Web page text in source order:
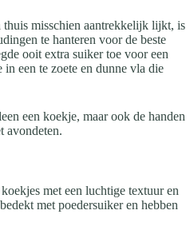
misschien aantrekkelijk lijkt, is
te hanteren voor de beste
ooit extra suiker toe voor een
in een te zoete en dunne vla die
een koekje, maar ook de handen
avondeten.
met een luchtige textuur en
met poedersuiker en hebben